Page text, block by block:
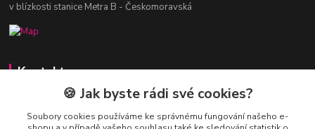
v blízkosti stanice Metra B - Českomoravská
Kontakty
Jitka Vlasáková
281 916 793
🍪 Jak byste rádi své cookies?
Soubory cookies používáme ke správnému fungování našeho e-